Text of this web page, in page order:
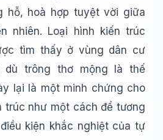
hỗ, hoà hợp tuyệt vời giữa
nhiên. Loại hình kiến trúc
tìm thấy ở vùng dân cư
dù trông thơ mộng là thế
lại là một minh chứng cho
trúc như một cách để tương
kiện khắc nghiệt của tự
là gì?
Nam